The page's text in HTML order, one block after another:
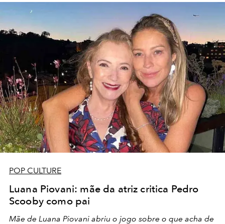
POP CULTURE
Luana Piovani: mãe da atriz critica Pedro
Scooby como pai
Mãe de Luana Piovani abriu o jogo sobre o que acha de